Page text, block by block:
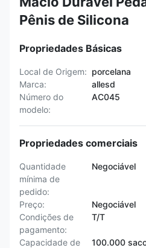
Pênis de Silicona
Propriedades Básicas
Local de Origem: porcelana
Marca:
allesd
Número do
modelo:
AC045
Propriedades comerciais
Quantidade
mínima de
pedido:
Negociável
Preço:
Negociável
Condições de
pagamento:
T/T
Capacidade de
100.000